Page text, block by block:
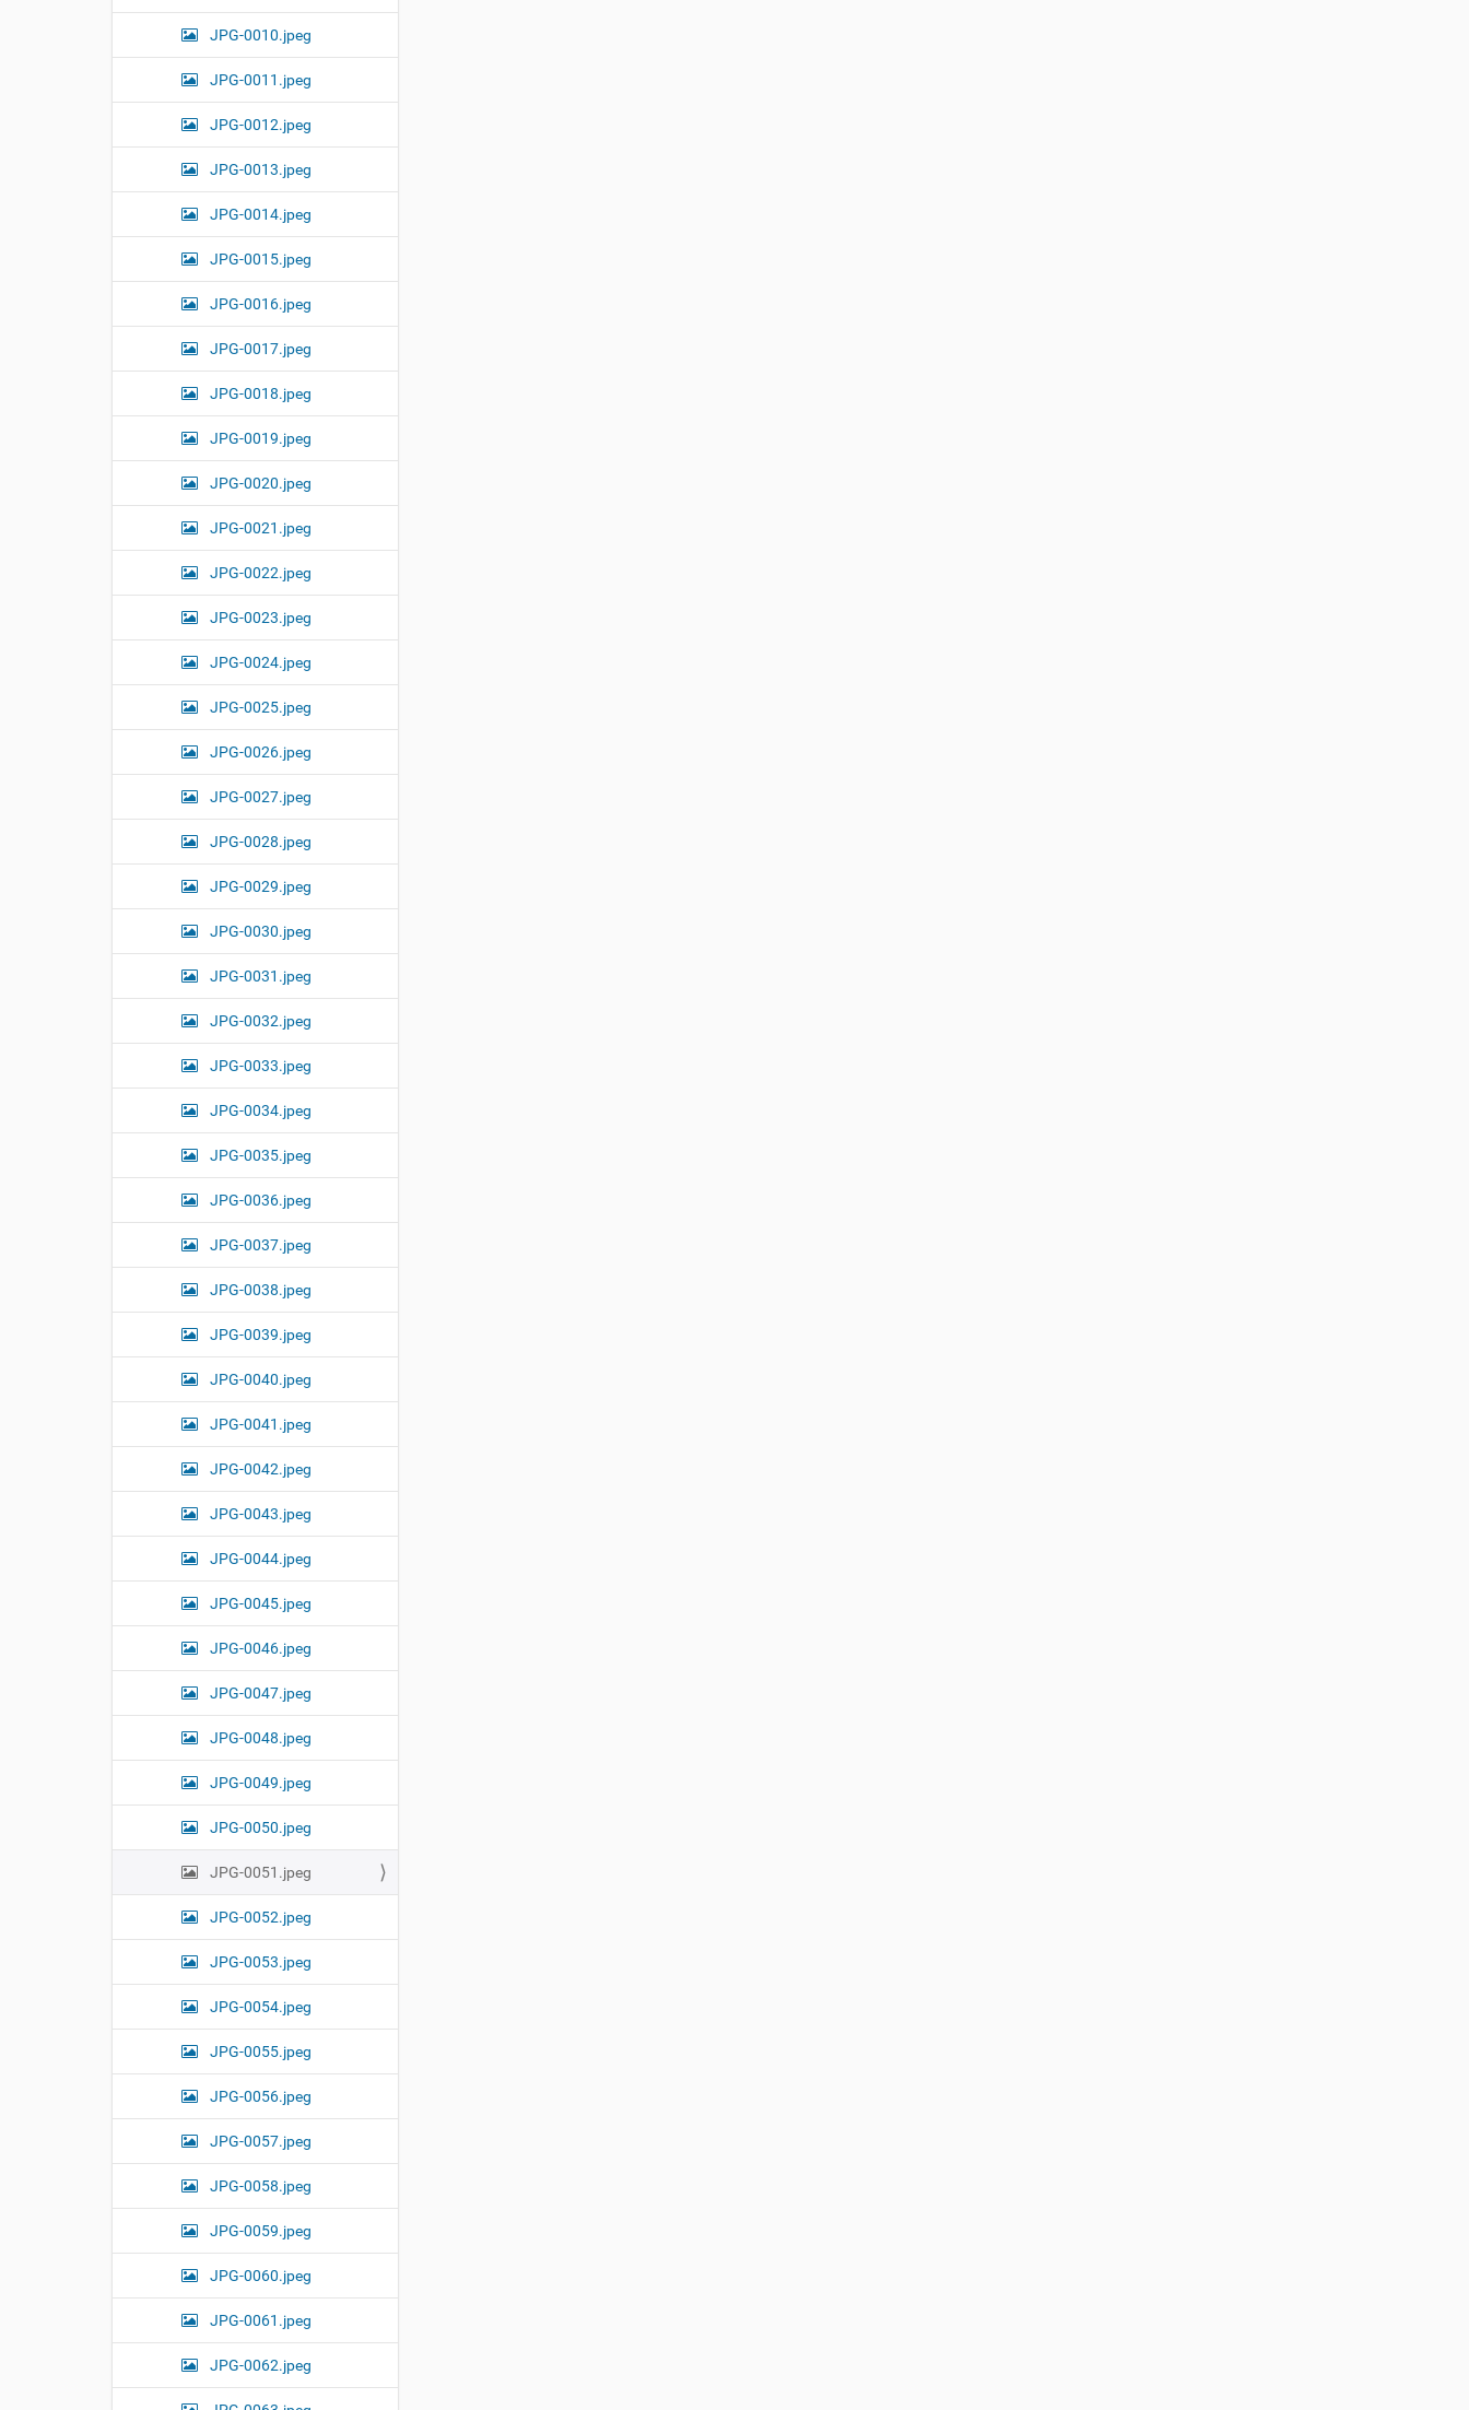
JPG-0010.jpeg
JPG-0011.jpeg
JPG-0012.jpeg
JPG-0013.jpeg
JPG-0014.jpeg
JPG-0015.jpeg
JPG-0016.jpeg
JPG-0017.jpeg
JPG-0018.jpeg
JPG-0019.jpeg
JPG-0020.jpeg
JPG-0021.jpeg
JPG-0022.jpeg
JPG-0023.jpeg
JPG-0024.jpeg
JPG-0025.jpeg
JPG-0026.jpeg
JPG-0027.jpeg
JPG-0028.jpeg
JPG-0029.jpeg
JPG-0030.jpeg
JPG-0031.jpeg
JPG-0032.jpeg
JPG-0033.jpeg
JPG-0034.jpeg
JPG-0035.jpeg
JPG-0036.jpeg
JPG-0037.jpeg
JPG-0038.jpeg
JPG-0039.jpeg
JPG-0040.jpeg
JPG-0041.jpeg
JPG-0042.jpeg
JPG-0043.jpeg
JPG-0044.jpeg
JPG-0045.jpeg
JPG-0046.jpeg
JPG-0047.jpeg
JPG-0048.jpeg
JPG-0049.jpeg
JPG-0050.jpeg
JPG-0051.jpeg
JPG-0052.jpeg
JPG-0053.jpeg
JPG-0054.jpeg
JPG-0055.jpeg
JPG-0056.jpeg
JPG-0057.jpeg
JPG-0058.jpeg
JPG-0059.jpeg
JPG-0060.jpeg
JPG-0061.jpeg
JPG-0062.jpeg